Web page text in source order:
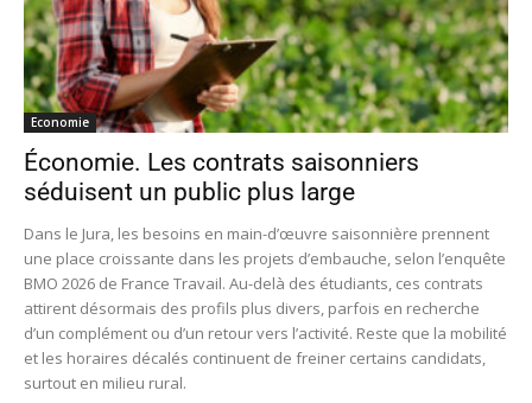
Economie
Économie. Les contrats saisonniers
séduisent un public plus large
Dans le Jura, les besoins en main-d’œuvre saisonnière prennent
une place croissante dans les projets d’embauche, selon l’enquête
BMO 2026 de France Travail. Au-delà des étudiants, ces contrats
attirent désormais des profils plus divers, parfois en recherche
d’un complément ou d’un retour vers l’activité. Reste que la mobilité
et les horaires décalés continuent de freiner certains candidats,
surtout en milieu rural.